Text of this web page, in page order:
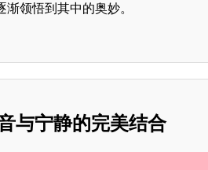
领悟到其中的奥妙。
与宁静的完美结合